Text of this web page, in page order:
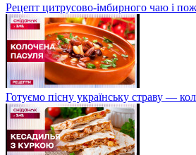
Рецепт цитрусово-імбирного чаю і
Готуємо пісну українську страву —